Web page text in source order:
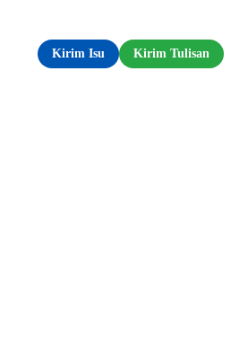
Kirim Isu
Kirim Tulisan